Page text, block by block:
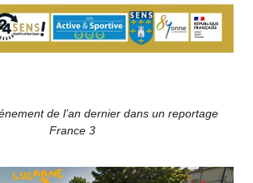
de l’an dernier dans un reportage
France 3